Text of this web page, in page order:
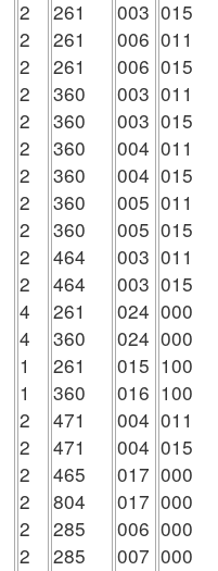
2
2
2
2
2
2
2
2
2
2
2
4
4
1
1
2
2
2
2
2
2
261
261
261
360
360
360
360
360
360
464
464
261
360
261
360
471
471
465
804
285
285
003
006
006
003
003
004
004
005
005
003
003
024
024
015
016
004
004
017
017
006
007
015
011
015
011
015
011
015
011
015
011
015
000
000
100
100
011
015
000
000
000
000